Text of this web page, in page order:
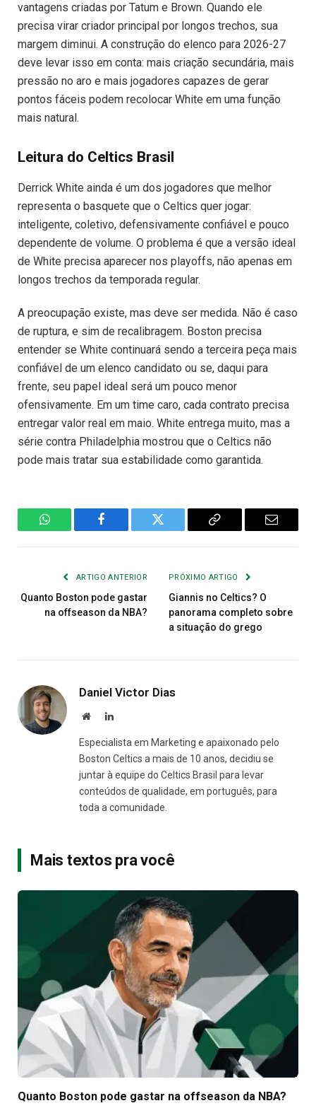
vantagens criadas por Tatum e Brown. Quando ele
precisa virar criador principal por longos trechos, sua
margem diminui. A construção do elenco para 2026-27
deve levar isso em conta: mais criação secundária, mais
pressão no aro e mais jogadores capazes de gerar
pontos fáceis podem recolocar White em uma função
mais natural.
Leitura do Celtics Brasil
Derrick White ainda é um dos jogadores que melhor
representa o basquete que o Celtics quer jogar:
inteligente, coletivo, defensivamente confiável e pouco
dependente de volume. O problema é que a versão ideal
de White precisa aparecer nos playoffs, não apenas em
longos trechos da temporada regular.
A preocupação existe, mas deve ser medida. Não é caso
de ruptura, e sim de recalibragem. Boston precisa
entender se White continuará sendo a terceira peça mais
confiável de um elenco candidato ou se, daqui para
frente, seu papel ideal será um pouco menor
ofensivamente. Em um time caro, cada contrato precisa
entregar valor real em maio. White entrega muito, mas a
série contra Philadelphia mostrou que o Celtics não
pode mais tratar sua estabilidade como garantida.
WhatsAppFacebook Twitter
Copiar
E-
ARTIGO ANTERIOR
Quanto Boston pode gastar
na offseason da NBA?
PRÓXIMO ARTIGO
Giannis no Celtics? O
panorama completo sobre
a situação do grego
Daniel Victor Dias
Site LinkedIn
Especialista em Marketing e apaixonado pelo
Boston Celtics a mais de 10 anos, decidiu se
juntar à equipe do Celtics Brasil para levar
conteúdos de qualidade, em português, para
toda a comunidade.
Mais textos pra você
Quanto Boston pode gastar na offseason da NBA?